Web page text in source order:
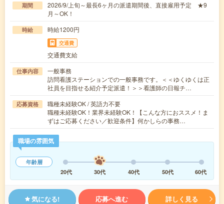
期間
2026/9/上旬～最長6ヶ月の派遣期間後、直接雇用予定 ★9
月～OK！
時給 時給1200円
交通費
交通費支給
仕事内容
一般事務
訪問看護ステーションでの一般事務です。＜＜ゆくゆくは正
社員を目指せる紹介予定派遣！＞＞看護師の日報チ…
応募資格
職種未経験OK / 英語力不要
職種未経験OK！業界未経験OK！【こんな方におススメ！ま
ずはご応募ください／歓迎条件】何かしらの事務…
職場の雰囲気
年齢層
20代
30代 40代 50代 60代
気になる! 応募へ進む 詳しく見る